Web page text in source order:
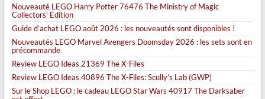
Nouveauté LEGO Harry Potter 76476 The Ministry of Magic
Collectors’ Edition
Guide d’achat LEGO août 2026 : les nouveautés sont disponibles !
Nouveautés LEGO Marvel Avengers Doomsday 2026 : les sets sont en
précommande
Review LEGO Ideas 21369 The X-Files
Review LEGO Ideas 40896 The X-Files: Scully’s Lab (GWP)
Sur le Shop LEGO : le cadeau LEGO Star Wars 40917 The Darksaber